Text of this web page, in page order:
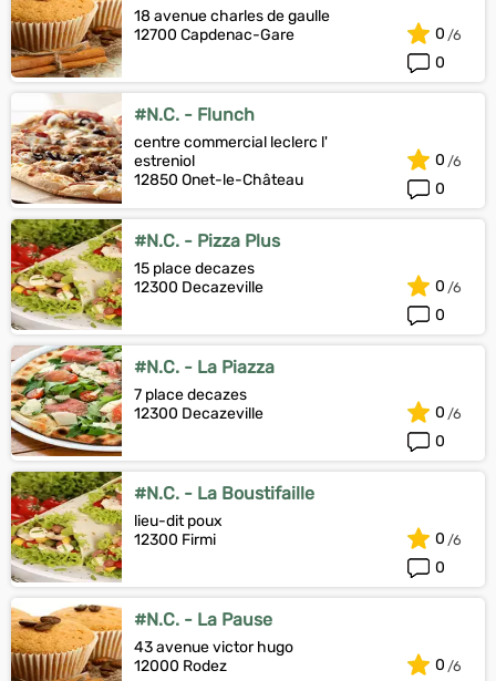
18 avenue charles de gaulle
12700 Capdenac-Gare
0
0
#N.C. - Flunch
centre commercial leclerc l'
estreniol
12850 Onet-le-Château
0
0
#N.C. - Pizza Plus
15 place decazes
12300 Decazeville
0
0
#N.C. - La Piazza
7 place decazes
12300 Decazeville
0
0
#N.C. - La Boustifaille
lieu-dit poux
12300 Firmi
0
0
#N.C. - La Pause
43 avenue victor hugo
12000 Rodez
0